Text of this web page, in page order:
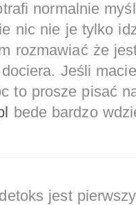
normalnie
nic nie je tylko
rozmawiać że
Jeśli
to prosze pisać
bede bardzo
jest